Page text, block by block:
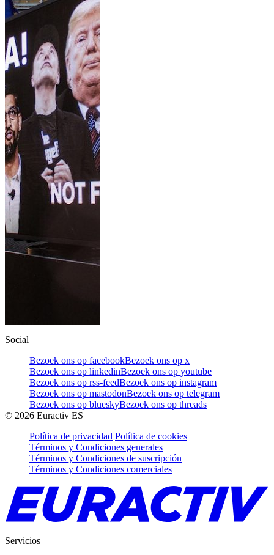
Social
Bezoek ons op facebookBezoek ons op x
Bezoek ons op linkedinBezoek ons op youtube
Bezoek ons op rss-feedBezoek ons op instagram
Bezoek ons op mastodonBezoek ons op telegram
Bezoek ons op blueskyBezoek ons op threads
© 2026 Euractiv ES
Política de privacidad Política de cookies
Términos y Condiciones generales
Términos y Condiciones de suscripción
Términos y Condiciones comerciales
Servicios